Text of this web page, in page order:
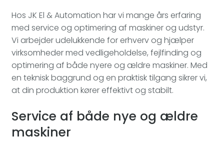
Hos JK El & Automation har vi mange års erfaring
med service og optimering af maskiner og udstyr.
Vi arbejder udelukkende for erhverv og hjælper
virksomheder med vedligeholdelse, fejlfinding og
optimering af både nyere og ældre maskiner. Med
en teknisk baggrund og en praktisk tilgang sikrer vi,
at din produktion kører effektivt og stabilt.
Service af både nye og ældre
maskiner